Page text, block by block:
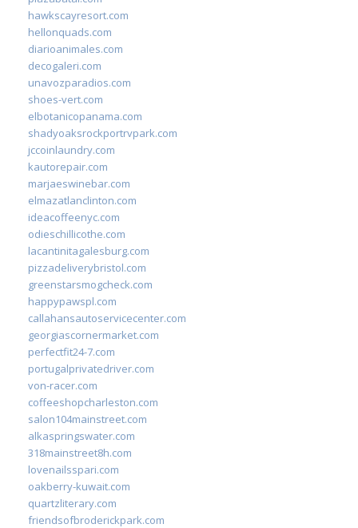
hawkscayresort.com
hellonquads.com
diarioanimales.com
decogaleri.com
unavozparadios.com
shoes-vert.com
elbotanicopanama.com
shadyoaksrockportrvpark.com
jccoinlaundry.com
kautorepair.com
marjaeswinebar.com
elmazatlanclinton.com
ideacoffeenyc.com
odieschillicothe.com
lacantinitagalesburg.com
pizzadeliverybristol.com
greenstarsmogcheck.com
happypawspl.com
callahansautoservicecenter.com
georgiascornermarket.com
perfectfit24-7.com
portugalprivatedriver.com
von-racer.com
coffeeshopcharleston.com
salon104mainstreet.com
alkaspringswater.com
318mainstreet8h.com
lovenailsspari.com
oakberry-kuwait.com
quartzliterary.com
friendsofbroderickpark.com